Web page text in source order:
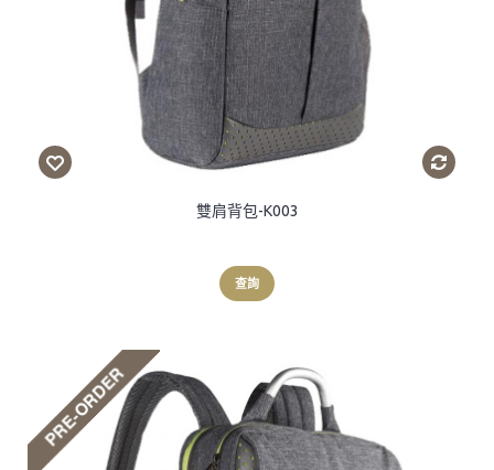
雙肩背包-K003
查詢